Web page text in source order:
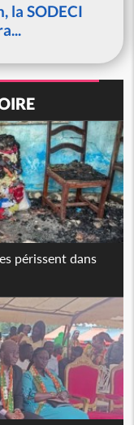
la SODECI
périssent dans